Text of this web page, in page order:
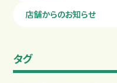
店舗からのお知らせ
タグ